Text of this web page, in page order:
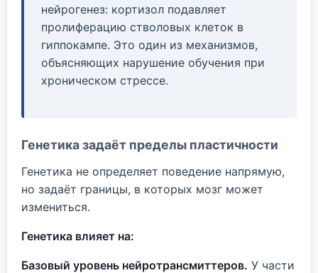
нейрогенез: кортизол подавляет
пролиферацию стволовых клеток в
гиппокампе. Это один из механизмов,
объясняющих нарушение обучения при
хроническом стрессе.
Генетика задаёт пределы пластичности
Генетика не определяет поведение напрямую,
но задаёт границы, в которых мозг может
измениться.
Генетика влияет на:
Базовый уровень нейротрансмиттеров. У части